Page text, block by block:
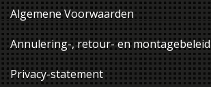
Algemene Voorwaarden
Annulering-, retour- en montagebeleid
Privacy-statement